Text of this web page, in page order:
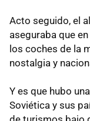
Acto seguido, el
aseguraba que
los coches de la
nostalgia y
Y es que hubo
Soviética y sus